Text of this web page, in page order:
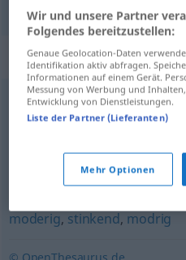
Synonyme
provinziell,überholt,
,abgestanden
moderig, stinkend, modrig
Wir und unsere Partner
Folgendes bereitzustellen:
Genaue Geolocation-Daten
Identifikation aktiv abfragen.
Informationen auf einem Gerät.
Messung von Werbung und
Entwicklung von Dienstleistungen.
Liste der Partner (Lieferanten)
Mehr Optionen